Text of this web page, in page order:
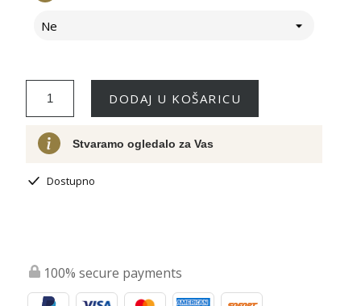
Ne
DODAJ U KOŠARICU
Stvaramo ogledalo za Vas
Dostupno
100% secure payments